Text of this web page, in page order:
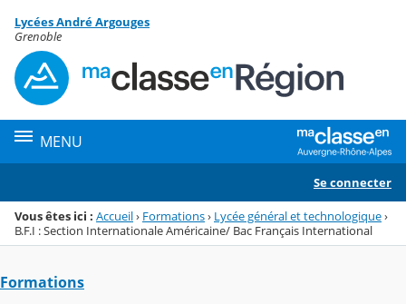
Menu de la rubrique
Contenu
Lycées André Argouges
Grenoble
MENU
Se connecter
Vous êtes ici : Accueil› Formations› Lycée général et technologique›
B.F.I : Section Internationale Américaine/ Bac Français International
Formations